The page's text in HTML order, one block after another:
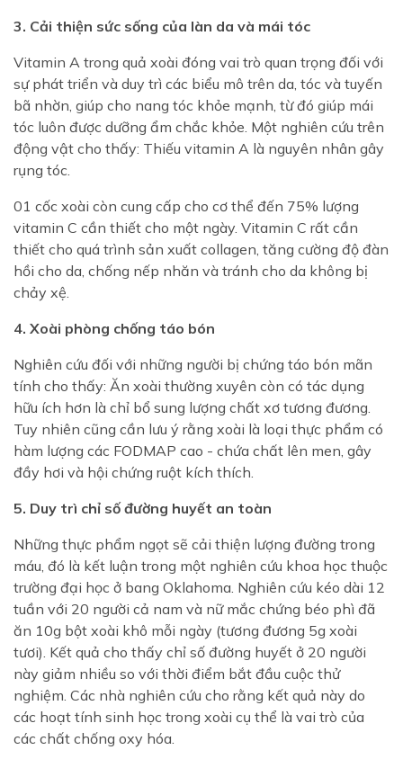
3. Cải thiện sức sống của làn da và mái tóc
Vitamin A trong quả xoài đóng vai trò quan trọng đối với
sự phát triển và duy trì các biểu mô trên da, tóc và tuyến
bã nhờn, giúp cho nang tóc khỏe mạnh, từ đó giúp mái
tóc luôn được dưỡng ẩm chắc khỏe. Một nghiên cứu trên
động vật cho thấy: Thiếu vitamin A là nguyên nhân gây
rụng tóc.
01 cốc xoài còn cung cấp cho cơ thể đến 75% lượng
vitamin C cần thiết cho một ngày. Vitamin C rất cần
thiết cho quá trình sản xuất collagen, tăng cường độ đàn
hồi cho da, chống nếp nhăn và tránh cho da không bị
chảy xệ.
4. Xoài phòng chống táo bón
Nghiên cứu đối với những người bị chứng táo bón mãn
tính cho thấy: Ăn xoài thường xuyên còn có tác dụng
hữu ích hơn là chỉ bổ sung lượng chất xơ tương đương.
Tuy nhiên cũng cần lưu ý rằng xoài là loại thực phẩm có
hàm lượng các FODMAP cao - chứa chất lên men, gây
đầy hơi và hội chứng ruột kích thích.
5. Duy trì chỉ số đường huyết an toàn
Những thực phẩm ngọt sẽ cải thiện lượng đường trong
máu, đó là kết luận trong một nghiên cứu khoa học thuộc
trường đại học ở bang Oklahoma. Nghiên cứu kéo dài 12
tuần với 20 người cả nam và nữ mắc chứng béo phì đã
ăn 10g bột xoài khô mỗi ngày (tương đương 5g xoài
tươi). Kết quả cho thấy chỉ số đường huyết ở 20 người
này giảm nhiều so với thời điểm bắt đầu cuộc thử
nghiệm. Các nhà nghiên cứu cho rằng kết quả này do
các hoạt tính sinh học trong xoài cụ thể là vai trò của
các chất chống oxy hóa.